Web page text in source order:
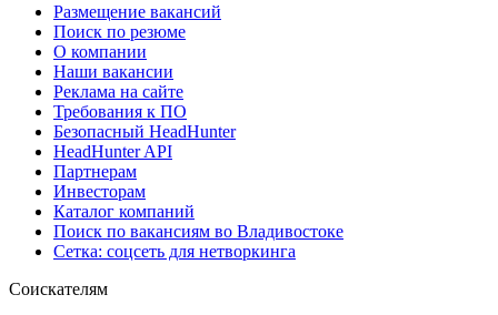
Размещение вакансий
Поиск по резюме
О компании
Наши вакансии
Реклама на сайте
Требования к ПО
Безопасный HeadHunter
HeadHunter API
Партнерам
Инвесторам
Каталог компаний
Поиск по вакансиям во Владивостоке
Сетка: соцсеть для нетворкинга
Соискателям